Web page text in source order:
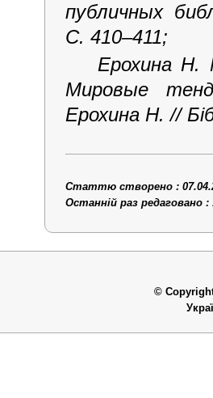
публичных
С. 410–411;
Ерохина Н.
Мировые
Ерохина Н. //
Статтю створено :
Останній раз редаговано :
©